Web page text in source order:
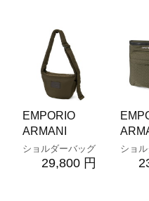
EMPORIO
ARMANI
ショルダーバッグ
29,800 円
ショ